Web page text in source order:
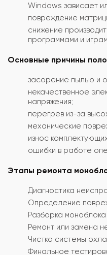
Windows зависает
повреждение
снижение
программами и
Основные причины
засорение пылью и
некачественное
напряжения;
перегрев из-за
механические
износ
ошибки в работе
Этапы ремонта
Диагностика
Определение
Разборка моноблока
Ремонт или замена
Чистка системы
Финальное